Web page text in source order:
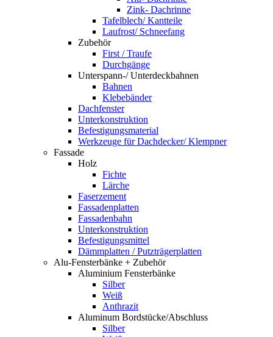
Zink- Dachrinne
Tafelblech/ Kantteile
Laufrost/ Schneefang
Zubehör
First / Traufe
Durchgänge
Unterspann-/ Unterdeckbahnen
Bahnen
Klebebänder
Dachfenster
Unterkonstruktion
Befestigungsmaterial
Werkzeuge für Dachdecker/ Klempner
Fassade
Holz
Fichte
Lärche
Faserzement
Fassadenplatten
Fassadenbahn
Unterkonstruktion
Befestigungsmittel
Dämmplatten / Putzträgerplatten
Alu-Fensterbänke + Zubehör
Aluminium Fensterbänke
Silber
Weiß
Anthrazit
Aluminum Bordstücke/Abschluss
Silber